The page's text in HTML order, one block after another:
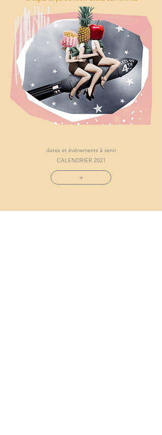
LES BLABLA TIMES | ados
dates et évènements à venir
CALENDRIER 2021
+